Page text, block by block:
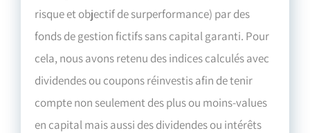
risque et objectif de surperformance) par des
fonds de gestion fictifs sans capital garanti. Pour
cela, nous avons retenu des indices calculés avec
dividendes ou coupons réinvestis afin de tenir
compte non seulement des plus ou moins-values
en capital mais aussi des dividendes ou intérêts